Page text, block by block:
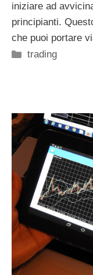
iniziare ad
principianti.
che puoi portare
Categorie
trading